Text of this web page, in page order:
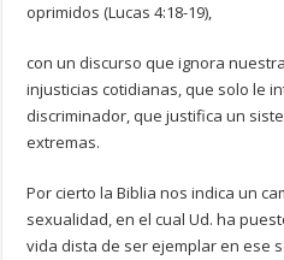
oprimidos (Lucas 4:18-19),
con un discurso que ignora
injusticias cotidianas, que solo le
discriminador, que justifica un
extremas.
Por cierto la Biblia nos indica un
sexualidad, en el cual Ud. ha
vida dista de ser ejemplar en ese